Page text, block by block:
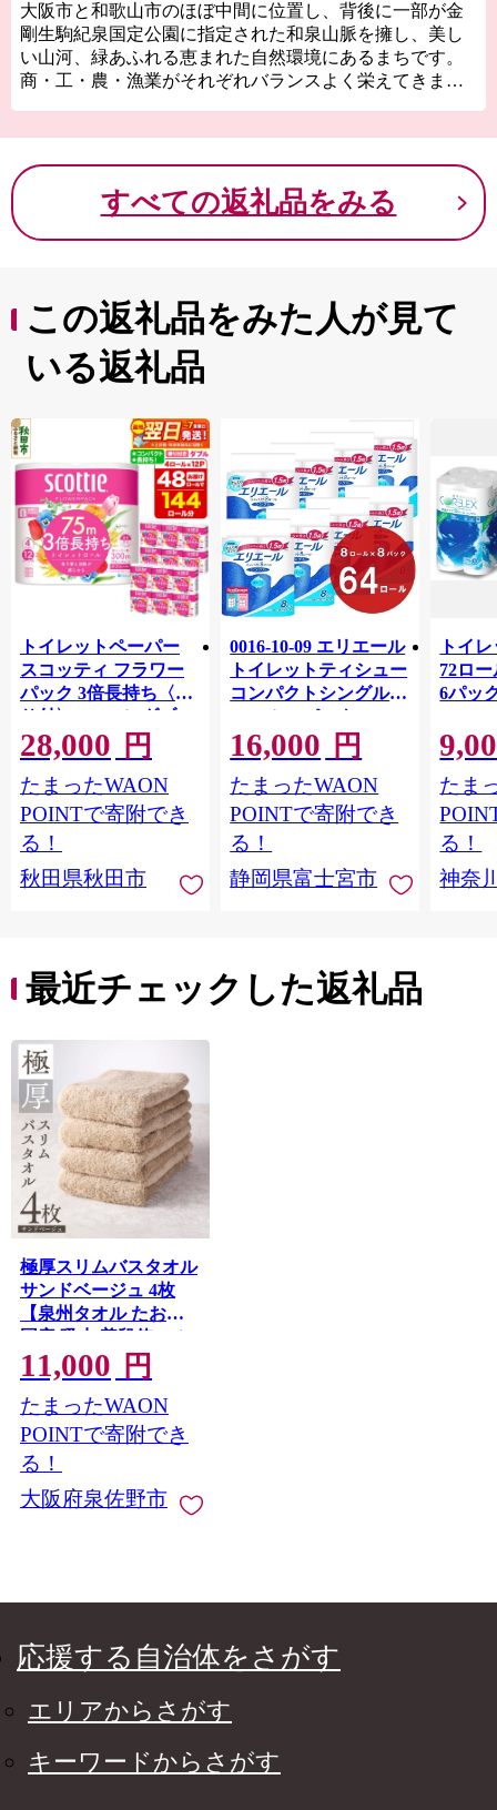
大阪市と和歌山市のほぼ中間に位置し、背後に一部が金
剛生駒紀泉国定公園に指定された和泉山脈を擁し、美し
い山河、緑あふれる恵まれた自然環境にあるまちです。
商・工・農・漁業がそれぞれバランスよく栄えてきまし
結ぶ玄関都市として、21世紀にふさわしい国際都市をめ
ざしてまちづくりに取り組んでいます。
すべての返礼品をみる
この返礼品をみた人が見て
いる返礼品
トイレットペーパー
スコッティ フラワー
パック 3倍長持ち〈香
り付〉4ロール(ダブ
ル)×12パック 日用品
最短翌日発送 [スコッ
ティ フラワーパック
トイレットペーパー
日本製紙クレシア] 秋
田県秋田市
28,000 円
たまったWAON
POINTで寄附でき
る！
秋田県秋田市
0016-10-09 エリエール
トイレットティシュー
コンパクトシングル 8
ロール×8パック 64ロ
ール 1.5倍巻 82.5m
トイレットペーパー
シングル パルプ100％
香りつき 日用品 消耗
品 備蓄
16,000 円
たまったWAON
POINTで寄附でき
る！
静岡県富士宮市
トイ
72ロ
6パッ
FSCリ
長巻タ
100％
防災
ペー
川県
トペー
たま
る！
神奈
最近チェックした返礼品
極厚スリムバスタオル
サンドベージュ 4枚
【泉州タオル たおる
国産 吸水 普段使い シ
ンプル 日用品 家族 フ
ァミリー】 G4367
11,000 円
たまったWAON
POINTで寄附でき
る！
大阪府泉佐野市
応援する自治体をさがす
エリアからさがす
キーワードからさがす